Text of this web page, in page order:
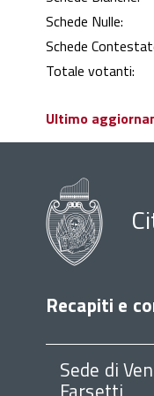
Schede Nulle:
Schede
Totale votanti:
Ultimo
Recapiti e
Sede di